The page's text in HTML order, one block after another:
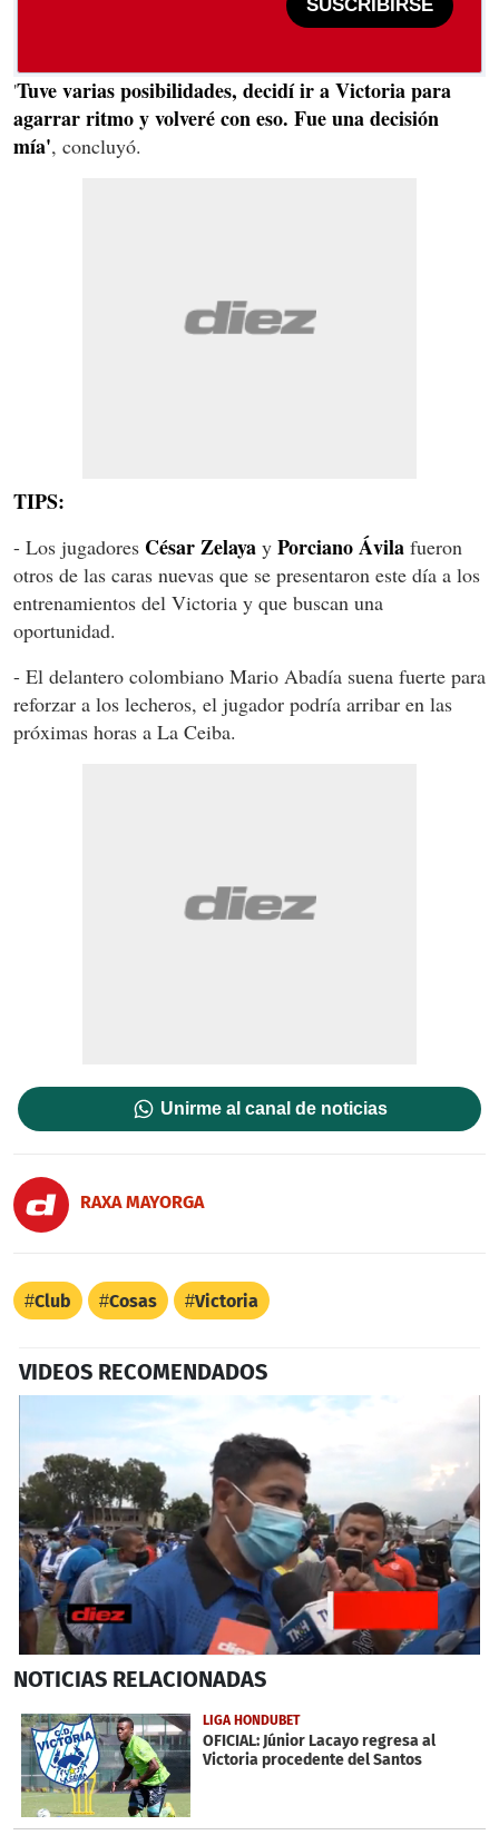
SUSCRIBIRSE
'Tuve varias posibilidades, decidí ir a Victoria para
agarrar ritmo y volveré con eso. Fue una decisión
mía', concluyó.
TIPS:
- Los jugadores César Zelaya y Porciano Ávila fueron
otros de las caras nuevas que se presentaron este día a los
entrenamientos del Victoria y que buscan una
oportunidad.
- El delantero colombiano Mario Abadía suena fuerte para
reforzar a los lecheros, el jugador podría arribar en las
próximas horas a La Ceiba.
Unirme al canal de noticias
RAXA MAYORGA
Club Cosas Victoria
VIDEOS RECOMENDADOS
seconds
1
minute,
7
seconds
NOTICIAS RELACIONADAS
LIGA HONDUBET
OFICIAL: Júnior Lacayo regresa al
Victoria procedente del Santos